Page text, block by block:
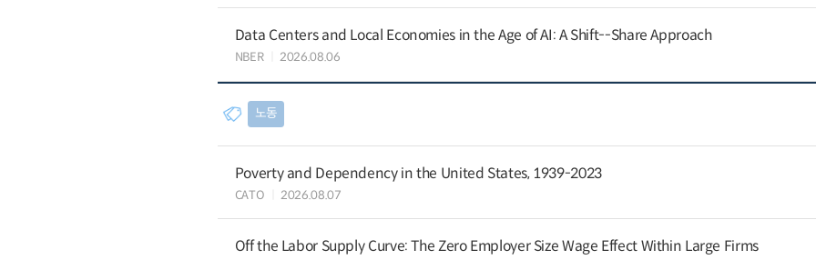
Data Centers and Local Economies in the Age of AI: A Shift--Share Approach
NBER 2026.08.06
노동
Poverty and Dependency in the United States, 1939-2023
CATO 2026.08.07
Off the Labor Supply Curve: The Zero Employer Size Wage Effect Within Large Firms